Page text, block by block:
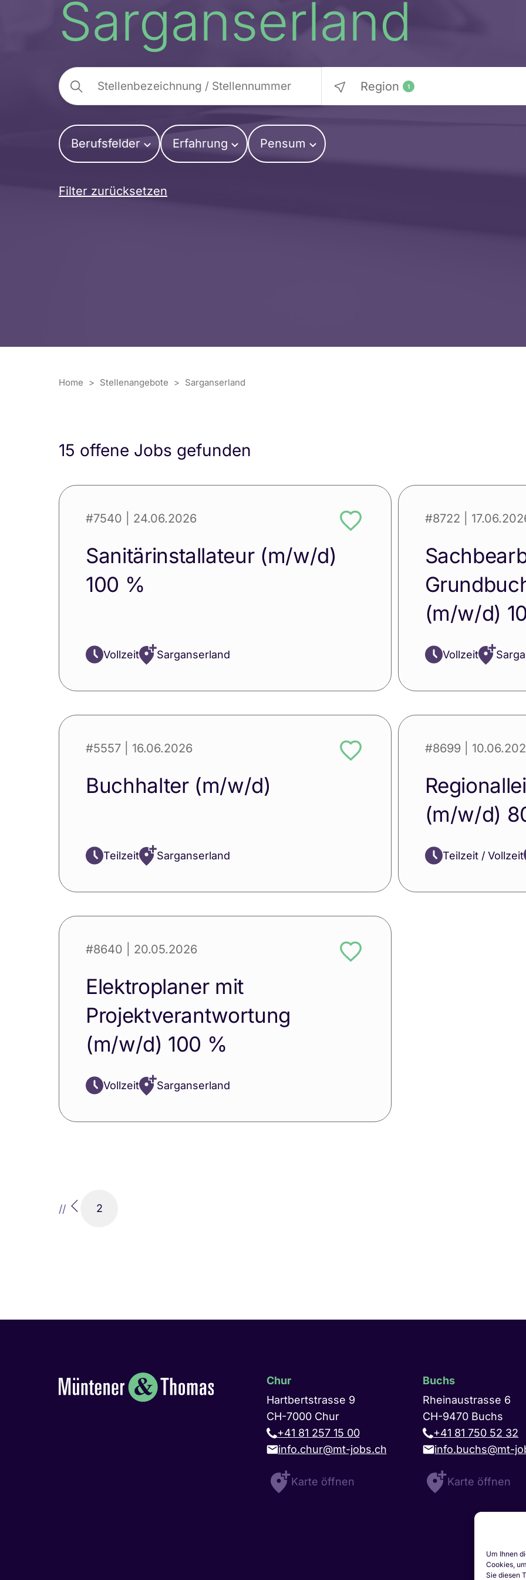
Um Ihnen
Cookies,
Sie diesen
Sarganserland
Region 1
Berufsfelder Erfahrung Pensum
Filter zurücksetzen
Home > Stellenangebote > Sarganserland
15 offene Jobs gefunden
#7540 | 24.06.2026
Sanitärinstallateur (m/w/d)
100 %
Vollzeit Sarganserland
#8722 |
(m/w/d)
Vollzeit
#5557 | 16.06.2026
Buchhalter (m/w/d)
Teilzeit Sarganserland
#8699|
(m/w/d)
Teilzeit / Vollzeit
#8640 | 20.05.2026
Elektroplaner mit
Projektverantwortung
(m/w/d) 100 %
Vollzeit Sarganserland
// 2
Chur
Hartbertstrasse 9
CH-7000 Chur
+41 81 257 15 00
info.chur@mt-jobs.ch
Karte öffnen
Buchs
Rheinaustrasse 6
CH-9470 Buchs
+41 81 750 52 32
info.buchs@mt-
Karte öffnen